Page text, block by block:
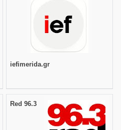
iefimerida.gr
Red 96.3